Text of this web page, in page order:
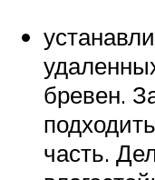
бревен.
часть.